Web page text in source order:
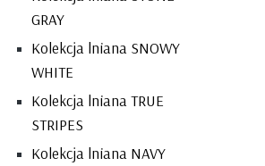
GRAY
Kolekcja lniana SNOWY
WHITE
Kolekcja lniana TRUE
STRIPES
Kolekcja lniana NAVY